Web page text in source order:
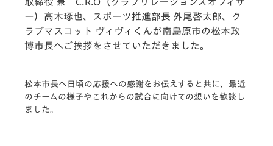
ー）高木琢也、スポーツ推進部長 外尾啓太郎、ク
ラブマスコット ヴィヴィくんが南島原市の松本政
博市長へご挨拶をさせていただきました。
松本市長へ日頃の応援への感謝をお伝えすると共に、最近
のチームの様子やこれからの試合に向けての想いを歓談し
ました。